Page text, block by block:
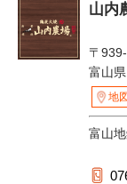
山内
〒
富山
地図
富山